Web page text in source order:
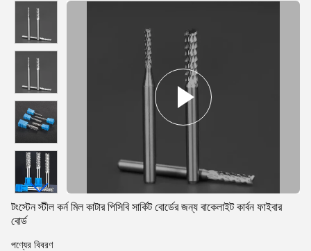
টংস্টেন স্টীল কর্ন মিল কাটার পিসিবি সার্কিট বোর্ডের জন্য বাকেলাইট কার্বন ফাইবার
বোর্ড
পণ্যের বিবরণ